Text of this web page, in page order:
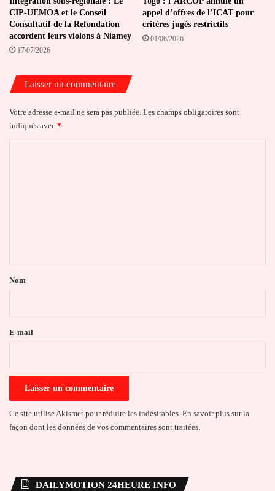
CIP-UEMOA et le Conseil
Consultatif de la Refondation
accordent leurs violons à Niamey
17/07/2026
appel d’offres de l’ICAT pour
critères jugés restrictifs
01/06/2026
Laisser un commentaire
Votre adresse e-mail ne sera pas publiée. Les champs obligatoires sont
indiqués avec *
a
e
Nom
E-mail
Ce site utilise Akismet pour réduire les indésirables. En savoir plus sur la
façon dont les données de vos commentaires sont traitées
DAILYMOTION 24HEURE INFO